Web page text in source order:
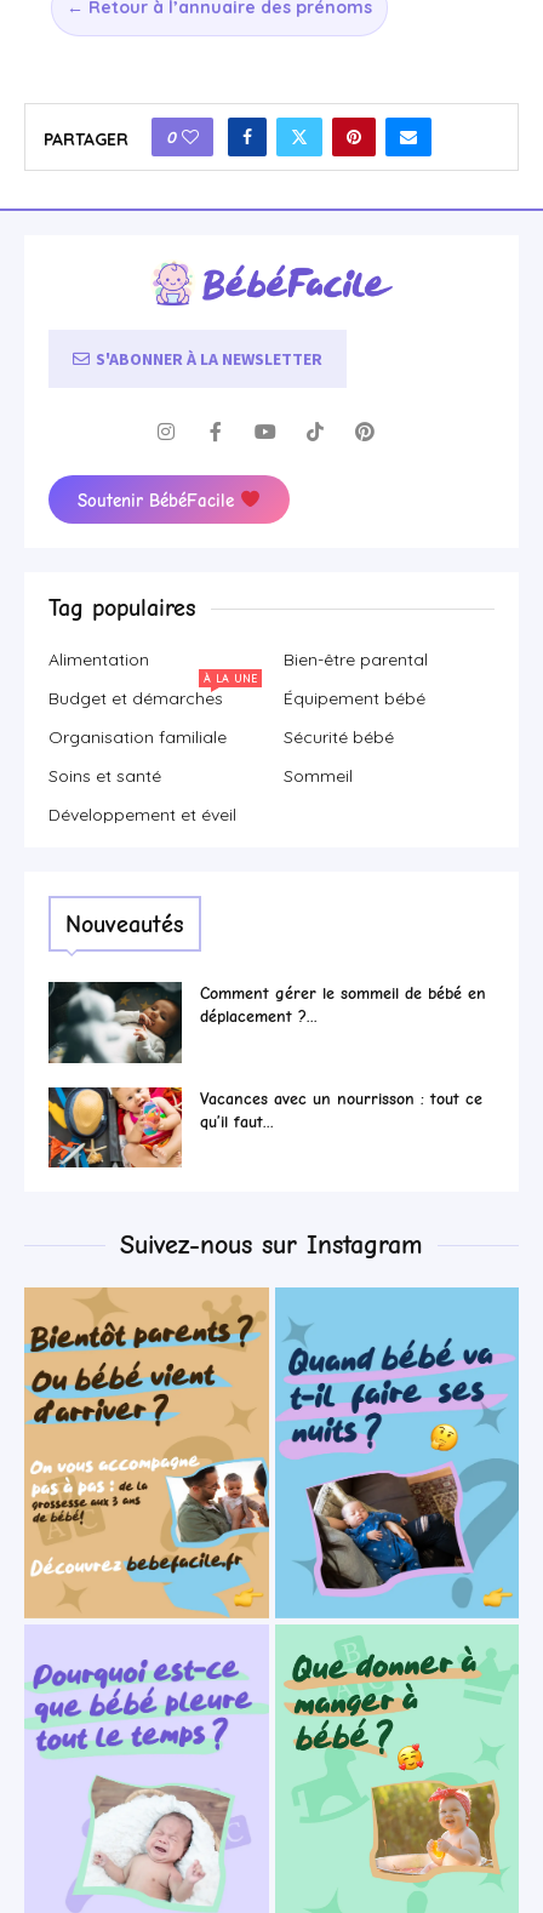
← Retour à l’annuaire des prénoms
PARTAGER 0
S'ABONNER À LA NEWSLETTER
Soutenir BébéFacile
Tag populaires
Alimentation
Bien-être parental
Budget et démarches
À LA UNE
Équipement bébé
Organisation familiale
Sécurité bébé
Soins et santé
Sommeil
Développement et éveil
Nouveautés
Comment gérer le sommeil de bébé en
déplacement ?...
Vacances avec un nourrisson : tout ce
qu’il faut...
Suivez-nous sur Instagram